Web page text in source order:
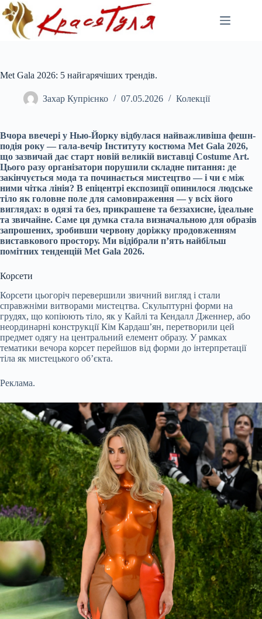
Перейти
до
вмісту
Met Gala 2026: 5 найгарячіших трендів.
Захар Купрієнко 07.05.2026 Колекції
Вчора ввечері у Нью-Йорку відбулася найважливіша фешн-
подія року — гала-вечір Інституту костюма Met Gala 2026,
що зазвичай дає старт новій великій виставці Costume Art.
Цього разу організатори порушили складне питання: де
закінчується мода та починається мистецтво — і чи є між
ними чітка лінія? В епіцентрі експозиції опинилося людське
тіло як головне поле для самовираження — у всіх його
виглядах: в одязі та без, прикрашене та беззахисне, ідеальне
та звичайне. Саме ця думка стала визначальною для образів
запрошених, зробивши червону доріжку продовженням
виставкового простору. Ми відібрали п’ять найбільш
помітних тенденцій Met Gala 2026.
Корсети
Корсети цьогоріч перевершили звичний вигляд і стали
справжніми витворами мистецтва. Скульптурні форми на
грудях, що копіюють тіло, як у Кайлі та Кендалл Дженнер, або
неординарні конструкції Кім Кардаш’ян, перетворили цей
предмет одягу на центральний елемент образу. У рамках
тематики вечора корсет перейшов від форми до інтерпретації
тіла як мистецького об’єкта.
Реклама.